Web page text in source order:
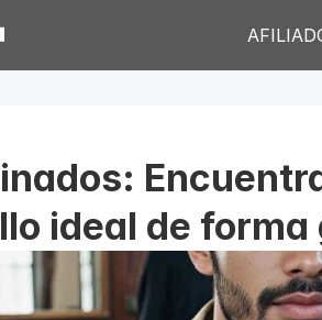
ideal de